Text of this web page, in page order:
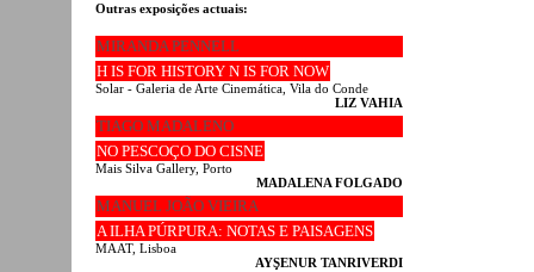
Outras exposições actuais:
MIRANDA PENNELL
H IS FOR HISTORY N IS FOR NOW
Solar - Galeria de Arte Cinemática, Vila do Conde
LIZ VAHIA
TIAGO MADALENO
NO PESCOÇO DO CISNE
Mais Silva Gallery, Porto
MADALENA FOLGADO
MANUEL JOÃO VIEIRA
A ILHA PÚRPURA: NOTAS E PAISAGENS
MAAT, Lisboa
AYŞENUR TANRIVERDI